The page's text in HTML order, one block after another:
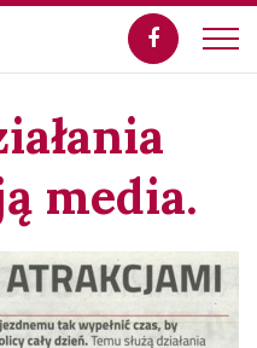
media.